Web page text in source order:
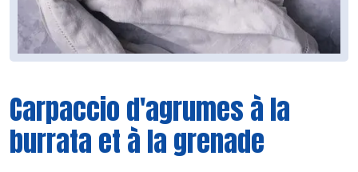
Carpaccio d'agrumes à la
burrata et à la grenade